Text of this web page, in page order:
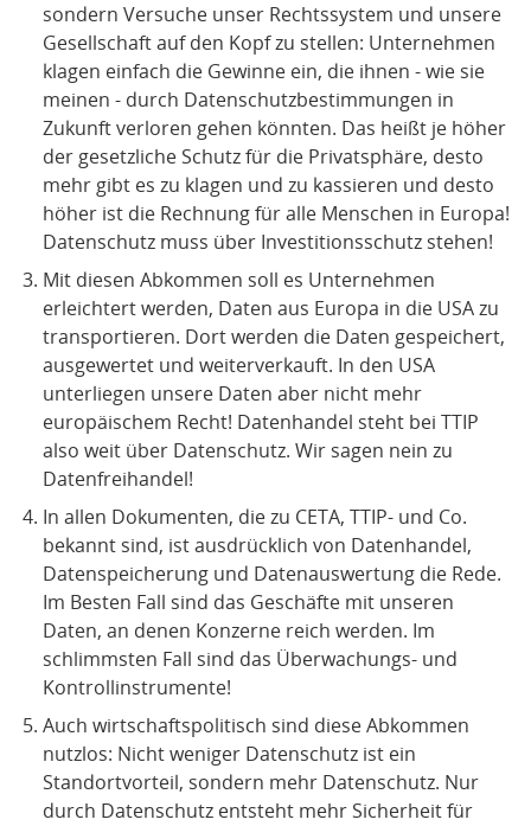
sondern Versuche unser Rechtssystem und unsere
Gesellschaft auf den Kopf zu stellen: Unternehmen
klagen einfach die Gewinne ein, die ihnen - wie sie
meinen - durch Datenschutzbestimmungen in
Zukunft verloren gehen könnten. Das heißt je höher
der gesetzliche Schutz für die Privatsphäre, desto
mehr gibt es zu klagen und zu kassieren und desto
höher ist die Rechnung für alle Menschen in Europa!
Datenschutz muss über Investitionsschutz stehen!
Mit diesen Abkommen soll es Unternehmen
erleichtert werden, Daten aus Europa in die USA zu
transportieren. Dort werden die Daten gespeichert,
ausgewertet und weiterverkauft. In den USA
unterliegen unsere Daten aber nicht mehr
europäischem Recht! Datenhandel steht bei TTIP
also weit über Datenschutz. Wir sagen nein zu
Datenfreihandel!
In allen Dokumenten, die zu CETA, TTIP- und Co.
bekannt sind, ist ausdrücklich von Datenhandel,
Datenspeicherung und Datenauswertung die Rede.
Im Besten Fall sind das Geschäfte mit unseren
Daten, an denen Konzerne reich werden. Im
schlimmsten Fall sind das Überwachungs- und
Kontrollinstrumente!
Auch wirtschaftspolitisch sind diese Abkommen
nutzlos: Nicht weniger Datenschutz ist ein
Standortvorteil, sondern mehr Datenschutz. Nur
durch Datenschutz entsteht mehr Sicherheit für